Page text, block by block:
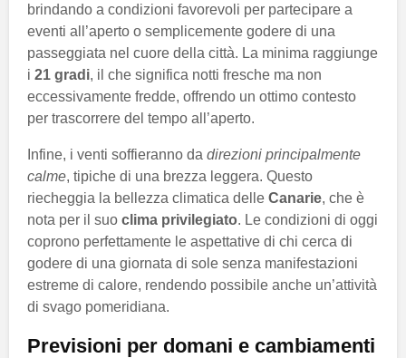
brindando a condizioni favorevoli per partecipare a
eventi all’aperto o semplicemente godere di una
passeggiata nel cuore della città. La minima raggiunge
i 21 gradi, il che significa notti fresche ma non
eccessivamente fredde, offrendo un ottimo contesto
per trascorrere del tempo all’aperto.
Infine, i venti soffieranno da direzioni principalmente
calme, tipiche di una brezza leggera. Questo
riecheggia la bellezza climatica delle Canarie, che è
nota per il suo clima privilegiato. Le condizioni di oggi
coprono perfettamente le aspettative di chi cerca di
godere di una giornata di sole senza manifestazioni
estreme di calore, rendendo possibile anche un’attività
di svago pomeridiana.
Previsioni per domani e cambiamenti